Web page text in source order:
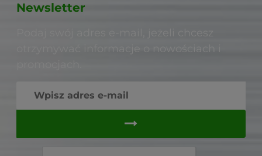
Newsletter
otrzymywać informacje o nowościach i